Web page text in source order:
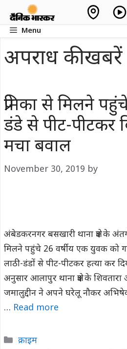
contentMenu
अपराध की खबरें
प्रेमिका से मिलने पहुंचे
डंडे से पीट-पीटकर
मचा बवाल
November 30, 2019 by
अंबेडकरनगर बसखारी थाना क्षेत्र के
मिलने पहुंचे 26 वर्षीय एक युवक को
लाठी-डंडों से पीट-पीटकर हत्या कर
अनुसार आलापुर थाना क्षेत्र के शिवतारा
जमालुद्दीन ने अपने घरेलू नौकर
… Read more
Categories
क्राइम